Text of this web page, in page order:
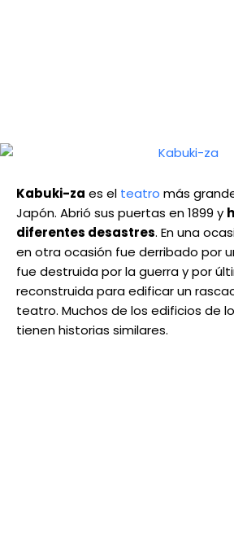
Kabuki-za es el teatro más
Japón. Abrió sus puertas en 1899 y
diferentes desastres. En una
en otra ocasión fue derribado por
fue destruida por la guerra y por
reconstruida para edificar un
teatro. Muchos de los edificios de
tienen historias similares.